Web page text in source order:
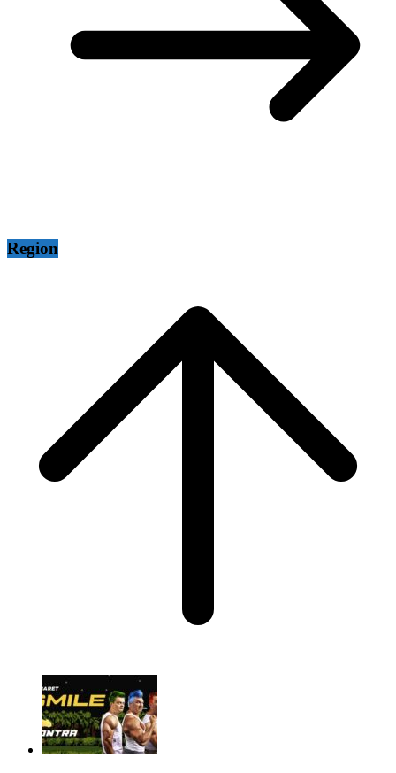
Region